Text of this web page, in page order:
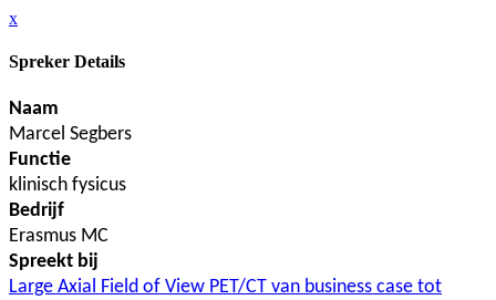
x
Spreker Details
Naam
Marcel Segbers
Functie
klinisch fysicus
Bedrijf
Erasmus MC
Spreekt bij
Large Axial Field of View PET/CT van business case tot